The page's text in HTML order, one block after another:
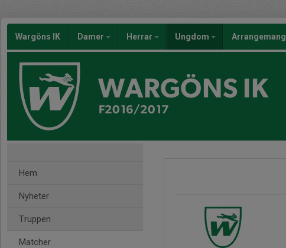
Wargöns IK Damer Herrar Ungdom Arrangemang
WARGÖNS IK
F2016/2017
Hem
Nyheter
Truppen
Matcher